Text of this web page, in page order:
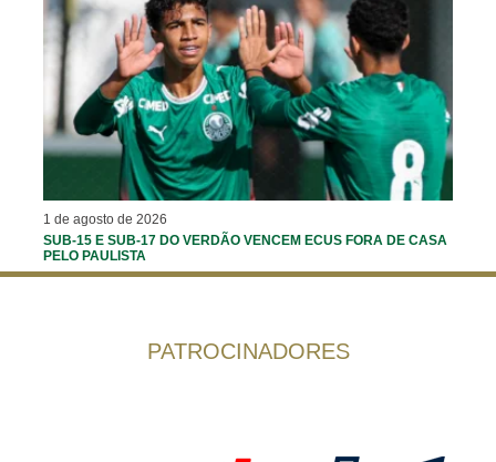
1 de agosto de 2026
SUB-15 E SUB-17 DO VERDÃO VENCEM ECUS FORA DE CASA
PELO PAULISTA
PATROCINADORES